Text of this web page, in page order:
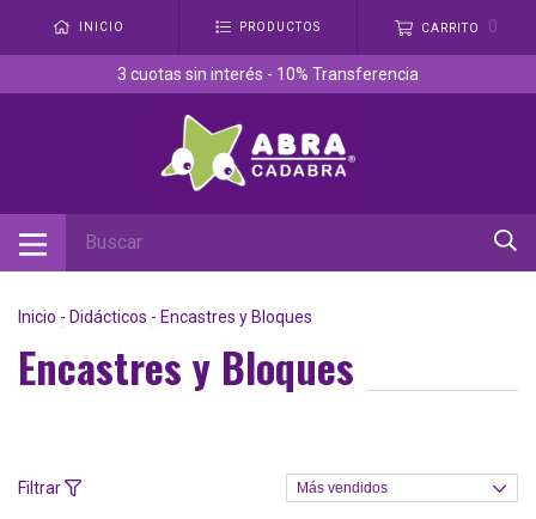
INICIO PRODUCTOS CARRITO 0
3 cuotas sin interés - 10% Transferencia
Inicio - Didácticos - Encastres y Bloques
Encastres y Bloques
Filtrar